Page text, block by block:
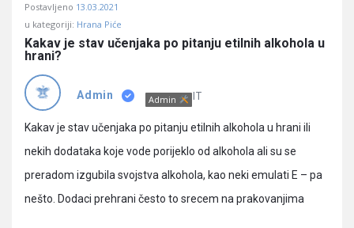
Učene
Latest
Pitanja
Postavljeno 13.03.2021
u kategoriji: Hrana Piće
Kakav je stav učenjaka po pitanju etilnih alkohola u
hrani?
Admin Admin IT
Kakav je stav učenjaka po pitanju etilnih alkohola u hrani ili
nekih dodataka koje vode porijeklo od alkohola ali su se
preradom izgubila svojstva alkohola, kao neki emulati E – pa
nešto. Dodaci prehrani često to srecem na prakovanjima